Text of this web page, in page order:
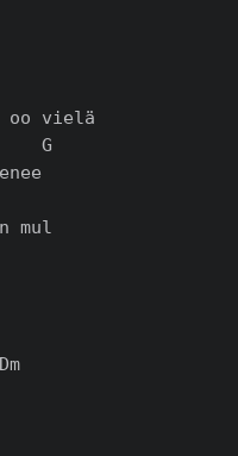
oo vielä
G
mul